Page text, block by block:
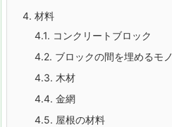
4. 材料
4.1. コンクリートブロック
4.2. ブロックの間を埋めるモノ
4.3. 木材
4.4. 金網
4.5. 屋根の材料